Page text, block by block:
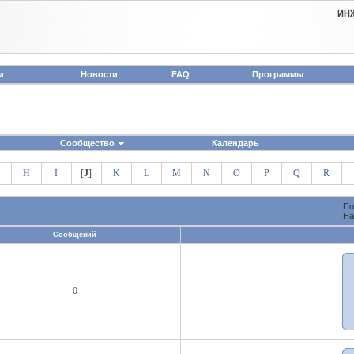
Новости FAQ Программы
Сообщество Календарь
H I [J] K L M N O P Q R
Сообщений
0